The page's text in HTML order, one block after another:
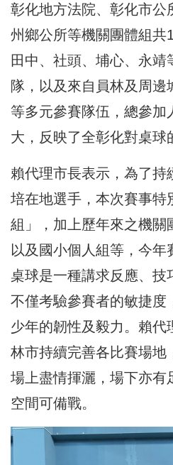
彰化地方法院、彰化市公
州鄉公所等機關團體組共
田中、社頭、埔心、永靖
隊，以及來自員林及周邊
等多元參賽隊伍，總參加
大，反映了全彰化對桌球
賴代理市長表示，為了持
培在地選手，本次賽事特
組」，加上歷年來之機關
以及國小個人組等，今年
桌球是一種講求反應、技
不僅考驗參賽者的敏捷度
少年的韌性及毅力。賴代
林市持續完善各比賽場地
場上盡情揮灑，場下亦有
空間可備戰。